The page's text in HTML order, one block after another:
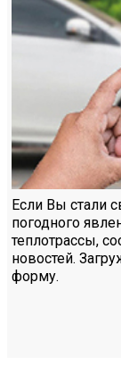
Если Вы стали
погодного
теплотрассы,
новостей.
форму.